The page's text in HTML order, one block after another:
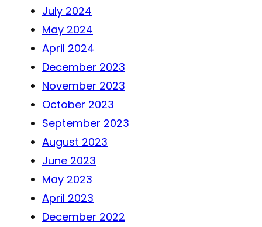
July 2024
May 2024
April 2024
December 2023
November 2023
October 2023
September 2023
August 2023
June 2023
May 2023
April 2023
December 2022